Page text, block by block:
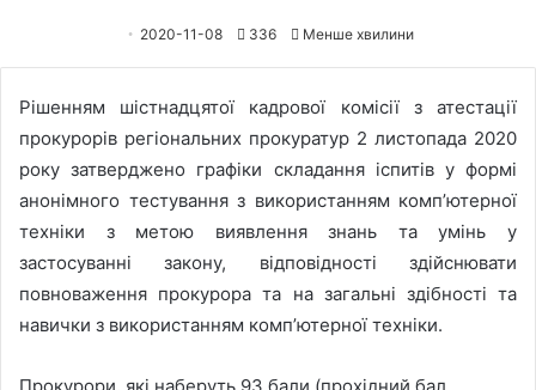
2020-11-08 336 Менше хвилини
Рішенням шістнадцятої кадрової комісії з атестації
прокурорів регіональних прокуратур 2 листопада 2020
року затверджено графіки складання іспитів у формі
анонімного тестування з використанням комп’ютерної
техніки з метою виявлення знань та умінь у
застосуванні закону, відповідності здійснювати
повноваження прокурора та на загальні здібності та
навички з використанням комп’ютерної техніки.